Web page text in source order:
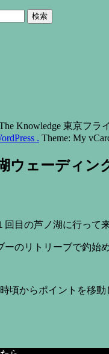
Knowledge 東京フ
. Theme: My
ウェーディン
目の芦ノ湖に行って来
ーのリトリーブで釣始
頃からポイントを移